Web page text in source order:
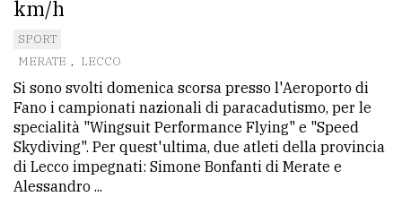
policy
km/h
SPORT
MERATE , LECCO
Si sono svolti domenica scorsa presso l'Aeroporto di
Fano i campionati nazionali di paracadutismo, per le
specialità "Wingsuit Performance Flying" e "Speed
Skydiving". Per quest'ultima, due atleti della provincia
di Lecco impegnati: Simone Bonfanti di Merate e
Alessandro ...